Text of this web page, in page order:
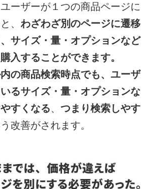
ーザーが１つの商品ページに
、 わざわざ別のページに遷移
サイズ・量・オプションなど
入することができます。
の商品検索時点でも、ユーザ
るサイズ・量・オプションな
すくなる、 つまり検索しやす
改善がされます。